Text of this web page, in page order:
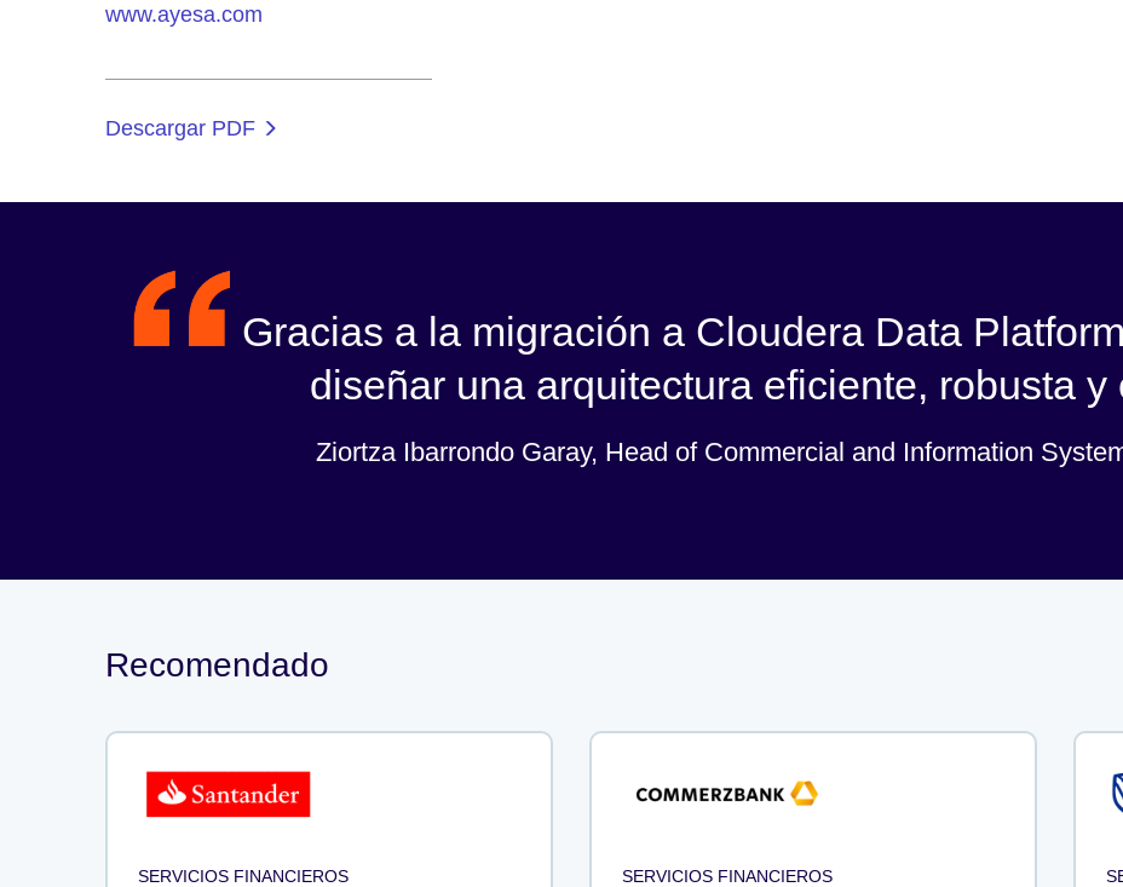
www.ayesa.com
Descargar PDF
Gracias a la migración a Cloudera Data
diseñar una arquitectura eficiente, robusta y
Ziortza Ibarrondo Garay, Head of Commercial and Information
Recomendado
SERVICIOS FINANCIEROS SERVICIOS FINANCIEROS